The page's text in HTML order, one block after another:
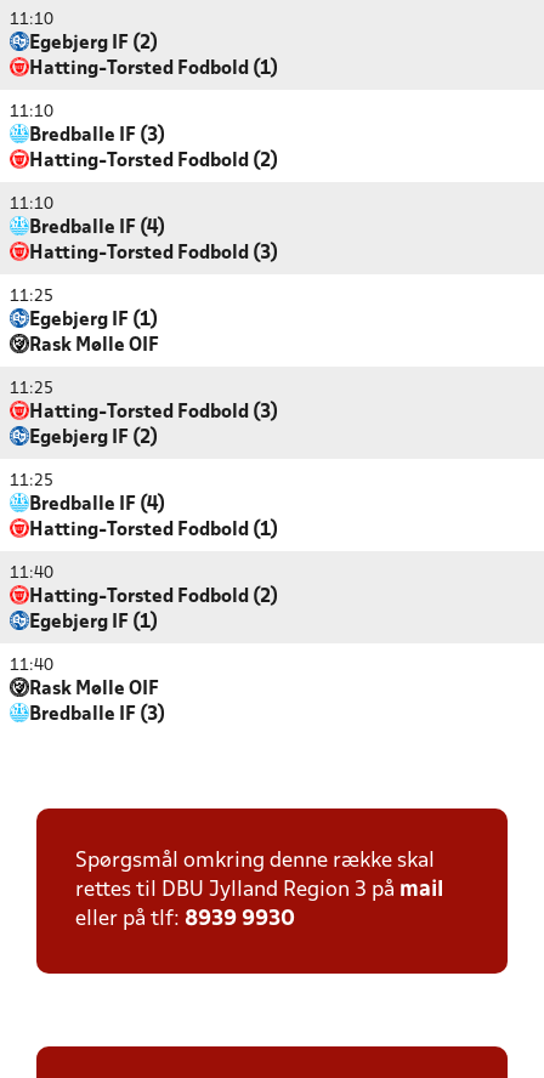
11:10
Egebjerg IF (2)
Hatting-Torsted Fodbold (1)
11:10
Bredballe IF (3)
Hatting-Torsted Fodbold (2)
11:10
Bredballe IF (4)
Hatting-Torsted Fodbold (3)
11:25
Egebjerg IF (1)
Rask Mølle OIF
11:25
Hatting-Torsted Fodbold (3)
Egebjerg IF (2)
11:25
Bredballe IF (4)
Hatting-Torsted Fodbold (1)
11:40
Hatting-Torsted Fodbold (2)
Egebjerg IF (1)
11:40
Rask Mølle OIF
Bredballe IF (3)
Spørgsmål omkring denne række skal
rettes til DBU Jylland Region 3 på mail
eller på tlf: 8939 9930